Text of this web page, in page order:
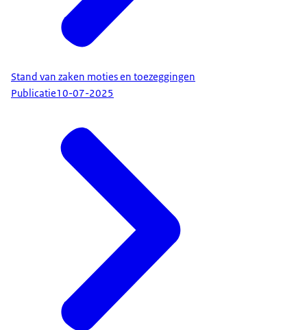
Stand van zaken moties en toezeggingen
Publicatie10-07-2025